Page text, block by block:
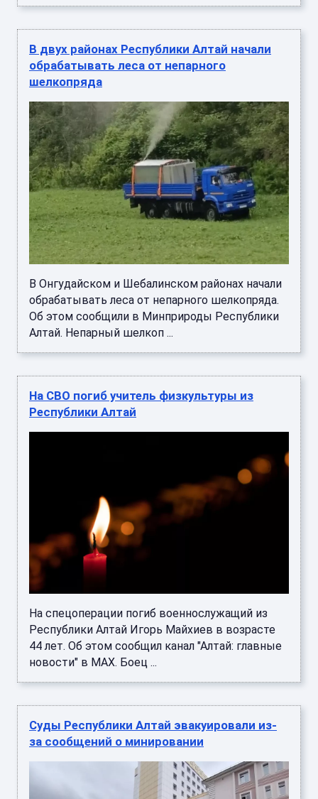
В двух районах Республики Алтай начали
обрабатывать леса от непарного
шелкопряда
В Онгудайском и Шебалинском районах начали
обрабатывать леса от непарного шелкопряда.
Об этом сообщили в Минприроды Республики
Алтай. Непарный шелкоп ...
На СВО погиб учитель физкультуры из
Республики Алтай
На спецоперации погиб военнослужащий из
Республики Алтай Игорь Майхиев в возрасте
44 лет. Об этом сообщил канал "Алтай: главные
новости" в MAX. Боец ...
Суды Республики Алтай эвакуировали из-
за сообщений о минировании